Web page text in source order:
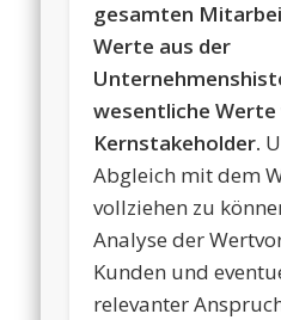
gesamten
Werte aus der
wesentliche
Kernstakeholder.
Abgleich mit dem
vollziehen zu
Analyse der
Kunden und
relevanter